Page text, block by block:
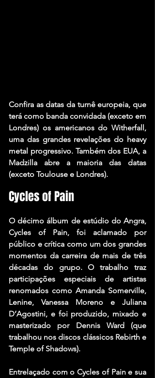
Confira as datas da turnê europeia, que
terá como banda convidada (exceto em
Londres) os americanos do Witherfall,
uma das grandes revelações do heavy
metal progressivo. Também dos EUA, a
Madzilla abre a maioria das datas
(exceto Toulouse e Londres).
Cycles of Pain
O décimo álbum de estúdio do Angra,
Cycles of Pain, foi aclamado por
público e crítica como um dos grandes
momentos da carreira de mais de três
décadas do grupo. O trabalho traz
participações especiais de artistas
renomados como Amanda Somerville,
Lenine, Vanessa Moreno e Juliana
D’Agostini, e foi produzido, mixado e
masterizado por Dennis Ward (que
trabalhou nos discos clássicos Rebirth e
Temple of Shadows).
Entrelaçado com o Cycles of Pain e sua